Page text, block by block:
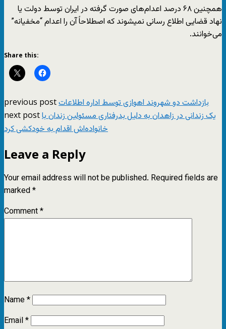
همچنین ۶۸ درصد اعدام‌های صورت گرفته در ایران توسط دولت یا
نهاد قضایی اطلاع رسانی نمیشوند که اصطلاحاً آن را اعدام “مخفیانه”
می‌خوانند.
Share this:
previous postبازداشت دو شهروند اهوازی توسط اداره اطلاعات
next postیک زندانی در زاهدان به دلیل بدرفتاری مسئولین زندان با
خانواده‌اش اقدام به خودکشی کرد
Leave a Reply
Your email address will not be published. Required fields are
marked*
Comment*
Name*
Email*